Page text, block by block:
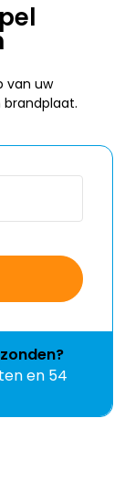
van uw
en 53